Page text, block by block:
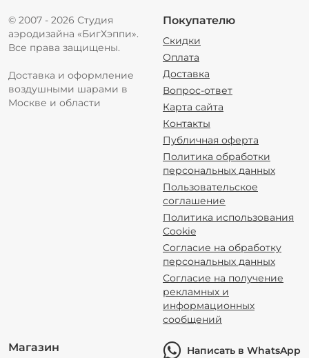
© 2007 - 2026 Студия
аэродизайна «БигХэппи».
Все права защищены.
Доставка и оформление
воздушными шарами в
Москве и области
Покупателю
Скидки
Оплата
Доставка
Вопрос-ответ
Карта сайта
Контакты
Публичная оферта
Политика обработки
персональных данных
Пользовательское
соглашение
Политика использования
Cookie
Согласие на обработку
персональных данных
Согласие на получение
рекламных и
информационных
сообщений
Магазин
Написать в WhatsApp